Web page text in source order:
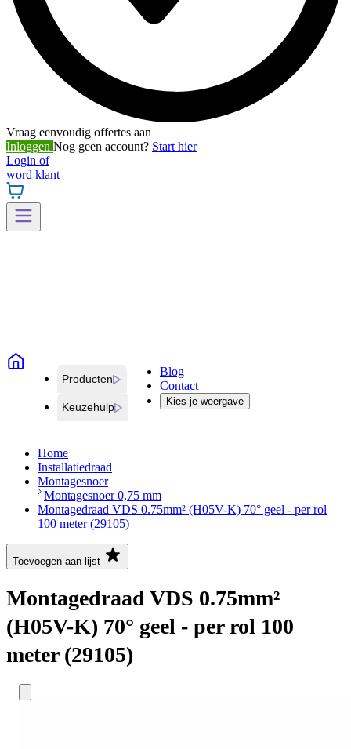
Vraag eenvoudig offertes aan
Inloggen Nog geen account? Start hier
Login of
word klant
Producten
Keuzehulp
Blog
Contact
Kies je weergave
Home
Installatiedraad
Montagesnoer
Montagesnoer 0,75 mm
Montagedraad VDS 0.75mm² (H05V-K) 70° geel - per rol
100 meter (29105)
Toevoegen aan lijst
Montagedraad VDS 0.75mm²
(H05V-K) 70° geel - per rol 100
meter (29105)